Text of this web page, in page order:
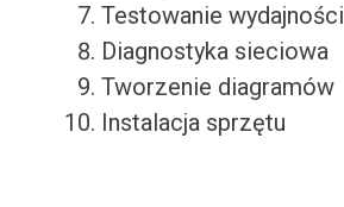
Testowanie wydajności
Diagnostyka sieciowa
Tworzenie diagramów
Instalacja sprzętu